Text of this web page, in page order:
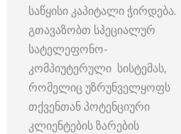
საწყისი კაპიტალი ჭირდება.
გთავაზობთ სპეციალურ
სატელეფონო-
კომპიუტერული სისტემას,
რომელიც უზრუნველყოფს
თქვენთან პოტენციური
კლიენტების ზარების